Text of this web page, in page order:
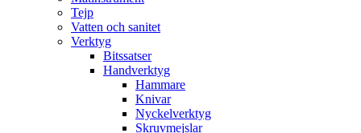
Tejp
Vatten och sanitet
Verktyg
Bitssatser
Handverktyg
Hammare
Knivar
Nyckelverktyg
Skruvmejslar